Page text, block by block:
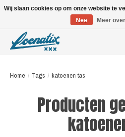
Home / Tags / katoenen tas
Producten
Wij slaan cookies op om onze website te
Nee
Meer